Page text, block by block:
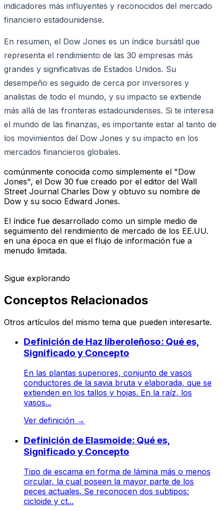
indicadores más influyentes y reconocidos del mercado
financiero estadounidense.
En resumen, el Dow Jones es un índice bursátil que
representa el rendimiento de las 30 empresas más
grandes y significativas de Estados Unidos. Su
desempeño es seguido de cerca por inversores y
analistas de todo el mundo, y su impacto se extiende
más allá de las fronteras estadounidenses. Si te interesa
el mundo de las finanzas, es importante estar al tanto de
los movimientos del Dow Jones y su impacto en los
mercados financieros globales.
comúnmente conocida como simplemente el "Dow
Jones", el Dow 30 fue creado por el editor del Wall
Street Journal Charles Dow y obtuvo su nombre de
Dow y su socio Edward Jones.
El índice fue desarrollado como un simple medio de
seguimiento del rendimiento de mercado de los EE.UU.
en una época en que el flujo de información fue a
menudo limitada.
Sigue explorando
Conceptos Relacionados
Otros artículos del mismo tema que pueden interesarte.
Definición de Haz líberoleñoso: Qué es,
Significado y Concepto
En las plantas superiores, conjunto de vasos
conductores de la savia bruta y elaborada, que se
extienden en los tallos y hojas. En la raíz, los
vasos...
Ver definición →
Definición de Elasmoide: Qué es,
Significado y Concepto
Tipo de escama en forma de lámina más o menos
circular, la cual poseen la mayor parte de los
peces actuales. Se reconocen dos subtipos:
cicloide y ct...